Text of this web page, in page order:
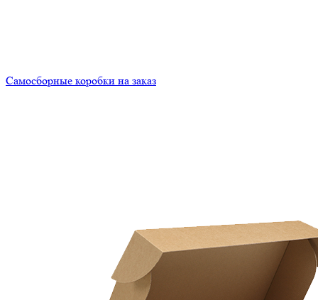
Самосборные коробки на заказ